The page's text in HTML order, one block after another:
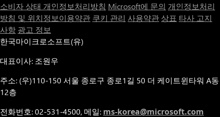
소비자 상태 개인정보처리방침 Microsoft에 문의 개인정보처리
방침 및 위치정보이용약관 쿠키 관리 사용약관 상표 타사 고지
사항 광고 정보
한국마이크로소프트(유)
대표이사: 조원우
주소: (우)110-150 서울 종로구 종로1길 50 더 케이트윈타워 A동
12층
전화번호: 02-531-4500, 메일: ms-korea@microsoft.com